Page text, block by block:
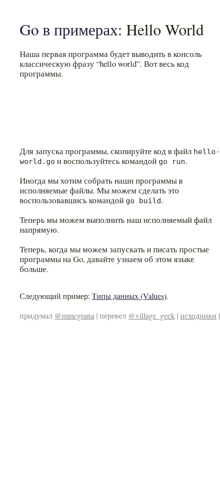
Go в примерах: Hello World
Наша первая программа будет выводить в консоль
классическую фразу “hello world”. Вот весь код
программы.
Для запуска программы, скопируйте код в файл hello-
world.go и воспользуйтесь командой go run.
Иногда мы хотим собрать наши программы в
исполняемые файлы. Мы можем сделать это
воспользовавшись командой go build.
Теперь мы можем выполнить наш исполняемый файл
напрямую.
Теперь, когда мы можем запускать и писать простые
программы на Go, давайте узнаем об этом языке
больше.
Следующий пример: Типы данных (Values).
придумал @mmcgrana | перевел @village_geek | исходники